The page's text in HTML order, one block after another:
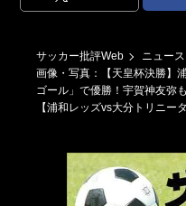
サッカー批評Web ニュース
画像・写真：【天皇杯決勝】
ゴール」で優勝！宇賀神友弥
【浦和レッズvs大分トリニータ